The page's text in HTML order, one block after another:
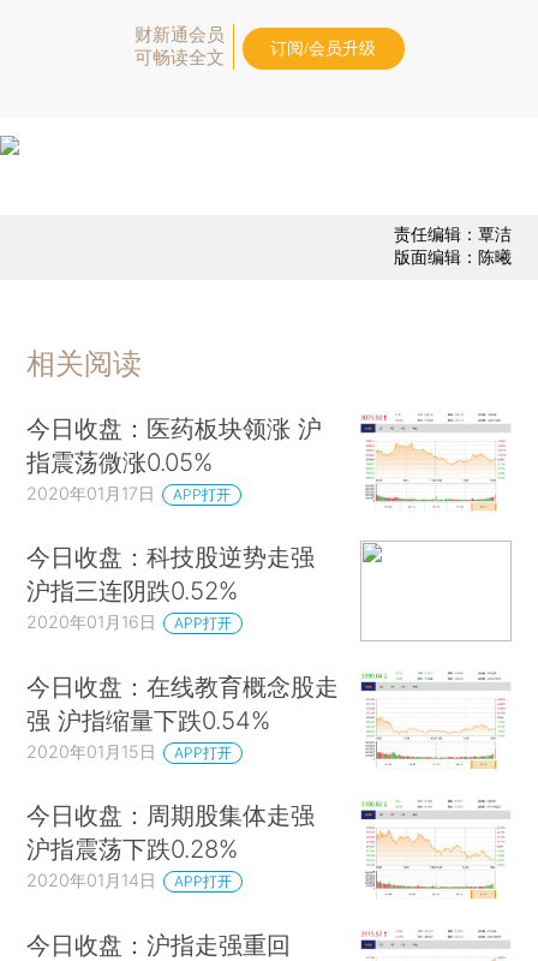
财新通会员
可畅读全文
订阅/会员升级
责任编辑：覃洁
版面编辑：陈曦
相关阅读
今日收盘：医药板块领涨 沪
指震荡微涨0.05%
2020年01月17日 APP打开
今日收盘：科技股逆势走强
沪指三连阴跌0.52%
2020年01月16日 APP打开
今日收盘：在线教育概念股走
强 沪指缩量下跌0.54%
2020年01月15日 APP打开
今日收盘：周期股集体走强
沪指震荡下跌0.28%
2020年01月14日 APP打开
今日收盘：沪指走强重回